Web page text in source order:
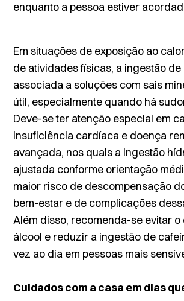
enquanto a pessoa estiver
Em situações de exposição ao
de atividades físicas, a ingestão de
associada a soluções com sais
útil, especialmente quando há
Deve-se ter atenção especial em
insuficiência cardíaca e doença
avançada, nos quais a ingestão
ajustada conforme orientação
maior risco de descompensação
bem-estar e de complicações
Além disso, recomenda-se evitar
álcool e reduzir a ingestão de
vez ao dia em pessoas mais
Cuidados com a casa em dias